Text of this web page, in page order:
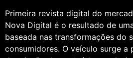
Primeira revista digital do
Nova Digital é o resultado de
baseada nas transformações do
consumidores. O veículo surge a